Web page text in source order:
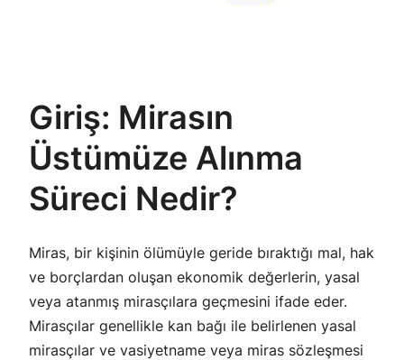
Giriş: Mirasın
Üstümüze Alınma
Süreci Nedir?
Miras, bir kişinin ölümüyle geride bıraktığı mal, hak
ve borçlardan oluşan ekonomik değerlerin, yasal
veya atanmış mirasçılara geçmesini ifade eder.
Mirasçılar genellikle kan bağı ile belirlenen yasal
mirasçılar ve vasiyetname veya miras sözleşmesi